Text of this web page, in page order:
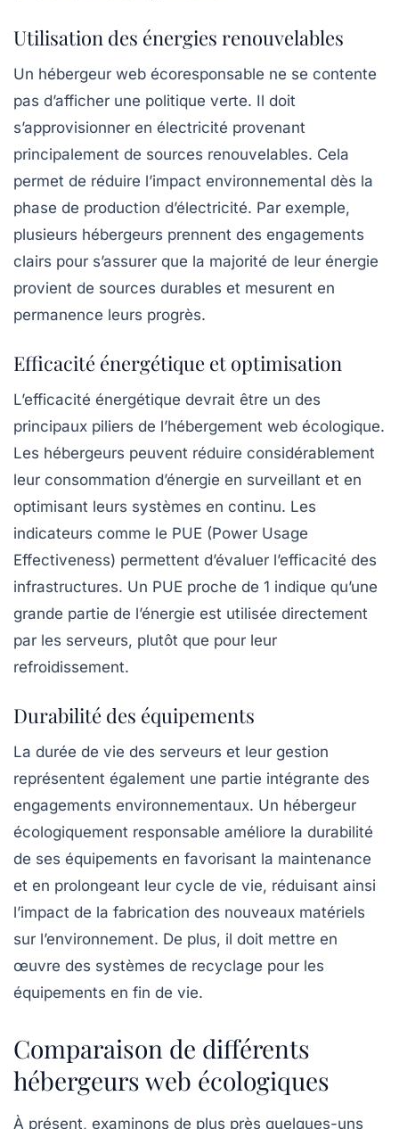
Utilisation des énergies renouvelables
Un hébergeur web écoresponsable ne se contente
pas d’afficher une politique verte. Il doit
s’approvisionner en électricité provenant
principalement de sources renouvelables. Cela
permet de réduire l’impact environnemental dès la
phase de production d’électricité. Par exemple,
plusieurs hébergeurs prennent des engagements
clairs pour s’assurer que la majorité de leur énergie
provient de sources durables et mesurent en
permanence leurs progrès.
Efficacité énergétique et optimisation
L’efficacité énergétique devrait être un des
principaux piliers de l’hébergement web écologique.
Les hébergeurs peuvent réduire considérablement
leur consommation d’énergie en surveillant et en
optimisant leurs systèmes en continu. Les
indicateurs comme le PUE (Power Usage
Effectiveness) permettent d’évaluer l’efficacité des
infrastructures. Un PUE proche de 1 indique qu’une
grande partie de l’énergie est utilisée directement
par les serveurs, plutôt que pour leur
refroidissement.
Durabilité des équipements
La durée de vie des serveurs et leur gestion
représentent également une partie intégrante des
engagements environnementaux. Un hébergeur
écologiquement responsable améliore la durabilité
de ses équipements en favorisant la maintenance
et en prolongeant leur cycle de vie, réduisant ainsi
l’impact de la fabrication des nouveaux matériels
sur l’environnement. De plus, il doit mettre en
œuvre des systèmes de recyclage pour les
équipements en fin de vie.
Comparaison de différents
hébergeurs web écologiques
À présent, examinons de plus près quelques-uns